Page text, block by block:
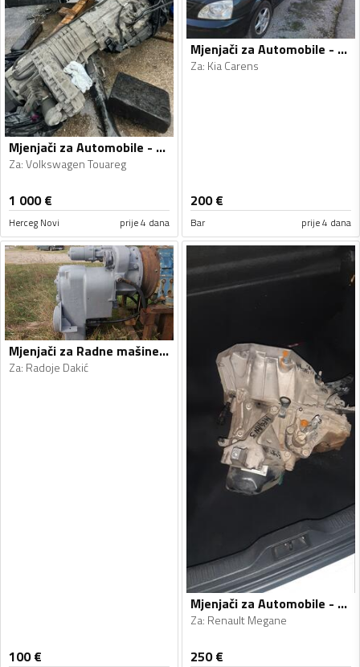
Mjenjači za Automobile - Volkswagen - Touareg - 2008
Za:Volkswagen Touareg
1 000€
Herceg Novi prije 4 dana
Mjenjači za Automobile - Kia - Carens - 2005
Za: Kia Carens
200€
Bar prije 4 dana
Mjenjači za Radne mašine - Radoje Dakić, Clark - 1990, 1990
Za: Radoje Dakić
100€
Mjenjači za Automobile - Renault - Megane - 2011, 2013
Za: Renault Megane
250€